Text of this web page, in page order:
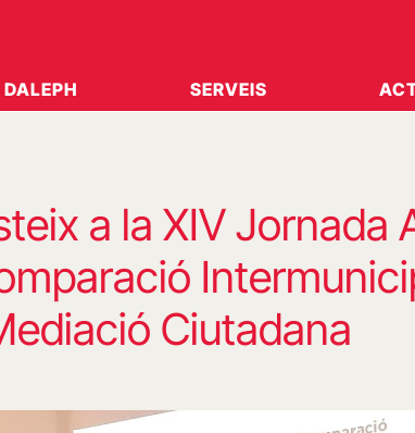
DALEPH SERVEIS
a la XIV Jornada
Ciutadana